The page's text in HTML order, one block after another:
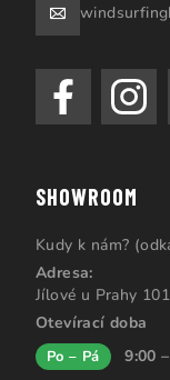
SHOWROOM
Kudy k nám?
Adresa:
Jílové u Prahy
Otevírací doba
Po – Pá 9:00